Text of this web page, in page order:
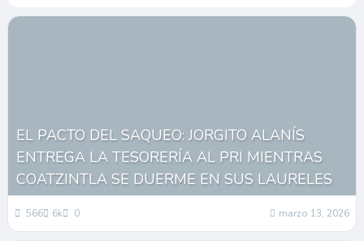
EL PACTO DEL SAQUEO: JORGITO ALANÍS
ENTREGA LA TESORERÍA AL PRI MIENTRAS
COATZINTLA SE DUERME EN SUS LAURELES
566 6k 0 marzo 13, 2026